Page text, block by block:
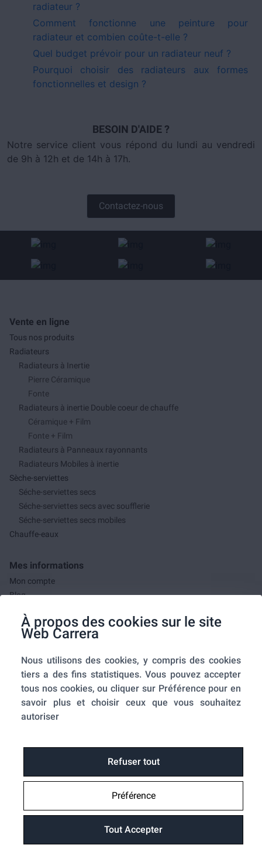
À propos des cookies sur le site
Web Carrera
Nous utilisons des cookies, y compris des cookies
tiers a des fins statistiques. Vous pouvez accepter
tous nos cookies, ou cliquer sur Préférence pour en
savoir plus et choisir ceux que vous souhaitez
autoriser
Refuser tout
Préférence
Tout Accepter
radiateur ?
Comment fonctionne une peinture pour
radiateur et combien coûte-t-elle ?
Quel budget prévoir pour un radiateur neuf ?
Pourquoi choisir des radiateurs aux formes
fonctionnelles et design ?
BESOIN D'AIDE ?
Notre service client vous répond du lundi au vendredi
de 9h à 12h et de 14h à 17h.
Contactez-nous
Vente en ligne
Tous nos produits
Radiateurs
Radiateurs à Inertie
Pierre Céramique
Fonte
Radiateurs à inertie Double coeur de chauffe
Céramique + Film
Fonte + Film
Radiateurs à Panneaux rayonnants
Radiateurs Mobiles à inertie
Sèche-serviettes
Séche-serviettes secs
Séche-serviettes secs avec soufflerie
Séche-serviettes secs mobiles
Chauffe-eaux
Mes informations
Mon compte
Blog
Mes commandes
A propos de nous
A propos
Mentions légales
Conditions générales de ventes
Utilisation des cookies